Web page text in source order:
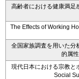
高齢者における健康満足
The Effects of Working
全国家族調査を用いた
的属
現代日本における宗教と
Social